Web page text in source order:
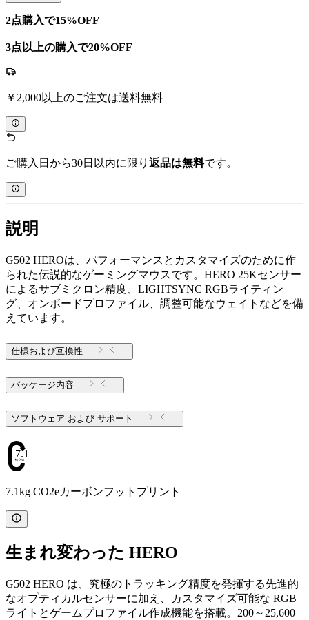
2点購入で15%OFF
3点以上の購入で20%OFF
￥2,000以上のご注文は送料無料
ご購入日から30日以内に限り 返品は無料です。
説明
G502 HEROは、パフォーマンスとカスタマイズのために作
られた伝説的なゲーミングマウスです。HERO 25Kセンサー
によるサブミクロン精度、LIGHTSYNC RGBライティン
グ、オンボードプロファイル、調整可能なウェイトなどを備
えています。
仕様および互換性
パッケージ内容
ソフトウェア および サポート
7.1
7.1kg CO2eカーボンフットプリント
生まれ変わった HERO
G502 HERO は、究極のトラッキング精度を発揮する先進的
なオプティカルセンサーに加え、カスタマイズ可能な RGB
ライトとゲームプロファイル作成機能を搭載。200～25,600